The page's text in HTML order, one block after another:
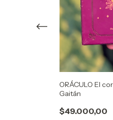
ORÁCULO El
Gaitán
$49.000,00